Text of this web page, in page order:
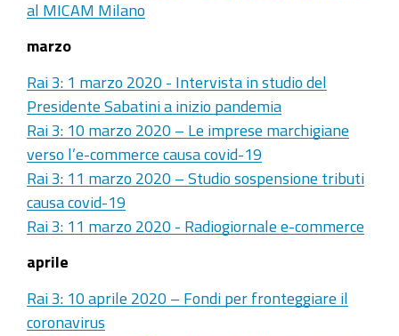
al MICAM Milano
marzo
Rai 3: 1 marzo 2020 - Intervista in studio del
Presidente Sabatini a inizio pandemia
Rai 3: 10 marzo 2020 – Le imprese marchigiane
verso l’e-commerce causa covid-19
Rai 3: 11 marzo 2020 – Studio sospensione tributi
causa covid-19
Rai 3: 11 marzo 2020 - Radiogiornale e-commerce
aprile
Rai 3: 10 aprile 2020 – Fondi per fronteggiare il
coronavirus